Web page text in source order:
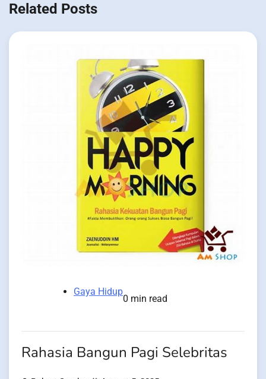
Related Posts
Gaya Hidup
0 min read
Rahasia Bangun Pagi Selebritas